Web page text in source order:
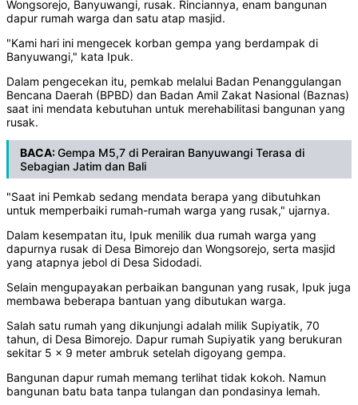
Wongsorejo, Banyuwangi, rusak. Rinciannya, enam bangunan
dapur rumah warga dan satu atap masjid.
"Kami hari ini mengecek korban gempa yang berdampak di
Banyuwangi," kata Ipuk.
Dalam pengecekan itu, pemkab melalui Badan Penanggulangan
Bencana Daerah (BPBD) dan Badan Amil Zakat Nasional (Baznas)
saat ini mendata kebutuhan untuk merehabilitasi bangunan yang
rusak.
BACA:Gempa M5,7 di Perairan Banyuwangi Terasa di
Sebagian Jatim dan Bali
"Saat ini Pemkab sedang mendata berapa yang dibutuhkan
untuk memperbaiki rumah-rumah warga yang rusak," ujarnya.
Dalam kesempatan itu, Ipuk menilik dua rumah warga yang
dapurnya rusak di Desa Bimorejo dan Wongsorejo, serta masjid
yang atapnya jebol di Desa Sidodadi.
Selain mengupayakan perbaikan bangunan yang rusak, Ipuk juga
membawa beberapa bantuan yang dibutukan warga.
Salah satu rumah yang dikunjungi adalah milik Supiyatik, 70
tahun, di Desa Bimorejo. Dapur rumah Supiyatik yang berukuran
sekitar 5 x 9 meter ambruk setelah digoyang gempa.
Bangunan dapur rumah memang terlihat tidak kokoh. Namun
bangunan batu bata tanpa tulangan dan pondasinya lemah.